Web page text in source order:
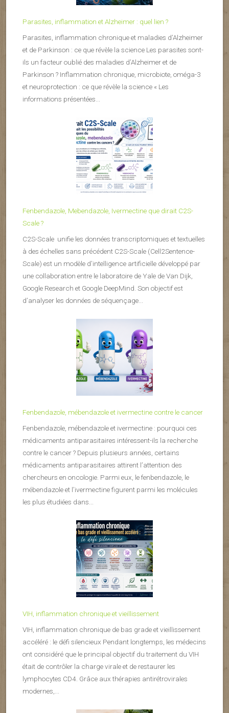
Parasites, inflammation et Alzheimer : quel lien ?
Parasites, inflammation chronique et maladies d’Alzheimer
et de Parkinson : ce que révèle la science Les parasites sont-
ils un facteur oublié des maladies d’Alzheimer et de
Parkinson ? Inflammation chronique, microbiote, oméga-3
et neuroprotection : ce que révèle la science « Les
informations présentées...
Fenbendazole, Mebendazole, Ivermectine que dirait C2S-
Scale ?
C2S-Scale unifie les données transcriptomiques et textuelles
à des échelles sans précédent C2S-Scale (Cell2Sentence-
Scale) est un modèle d’intelligence artificielle développé par
une collaboration entre le laboratoire de Yale de Van Dijk,
Google Research et Google DeepMind. Son objectif est
d’analyser les données de séquençage...
Fenbendazole, mébendazole et ivermectine contre le cancer
Fenbendazole, mébendazole et ivermectine : pourquoi ces
médicaments antiparasitaires intéressent-ils la recherche
contre le cancer ? Depuis plusieurs années, certains
médicaments antiparasitaires attirent l’attention des
chercheurs en oncologie. Parmi eux, le fenbendazole, le
mébendazole et l’ivermectine figurent parmi les molécules
les plus étudiées dans...
VIH, inflammation chronique et vieillissement
VIH, inflammation chronique de bas grade et vieillissement
accéléré : le défi silencieux Pendant longtemps, les médecins
ont considéré que le principal objectif du traitement du VIH
était de contrôler la charge virale et de restaurer les
lymphocytes CD4. Grâce aux thérapies antirétrovirales
modernes,...